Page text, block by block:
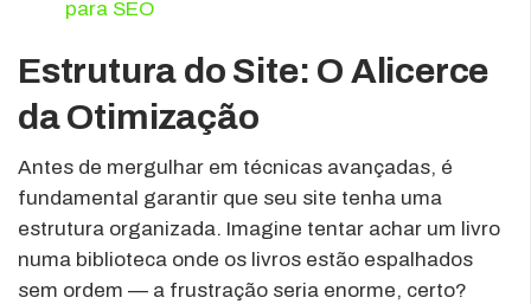
para SEO
Estrutura do Site: O Alicerce
da Otimização
Antes de mergulhar em técnicas avançadas, é
fundamental garantir que seu site tenha uma
estrutura organizada. Imagine tentar achar um livro
numa biblioteca onde os livros estão espalhados
sem ordem — a frustração seria enorme, certo?